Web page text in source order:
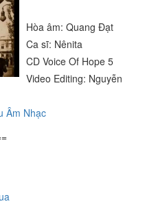
Hòa âm: Quang Đạt
Ca sĩ: Nênita
CD Voice Of Hope 5
Video Editing: Nguyễn
Âm Nhạc